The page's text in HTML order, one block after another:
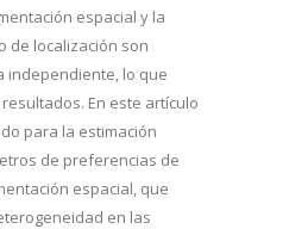
espacial y la
de localización son
independiente, lo que
En este artículo
para la estimación
de preferencias de
espacial, que
en las